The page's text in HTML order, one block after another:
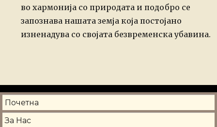
во хармонија со природата и подобро се
запознава нашата земја којапостојано
изненадува со својата безвременска убавина.
Почетна
За Нас